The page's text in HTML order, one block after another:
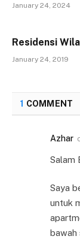
January 24, 2024
Residensi
January 24, 2019
1 COMMENT
Azhar
Salam
Saya
untuk
bawah